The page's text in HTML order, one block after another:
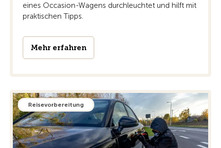
eines Occasion-Wagens durchleuchtet und hilft mit
praktischen Tipps.
Mehr erfahren
Reisevorbereitung